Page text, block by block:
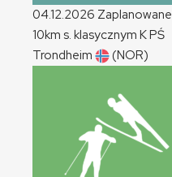
04.12.2026 Zaplanowane
10km s. klasycznym KPŚ
Trondheim
(NOR)